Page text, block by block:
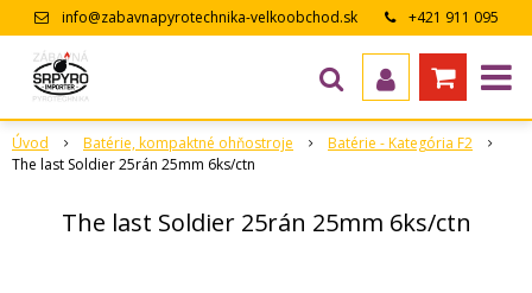
info@zabavnapyrotechnika-velkoobchod.sk
+421 911 095
Úvod Batérie, kompaktné ohňostroje
Batérie - Kategória F2
The last Soldier 25rán 25mm 6ks/ctn
The last Soldier 25rán 25mm 6ks/ctn